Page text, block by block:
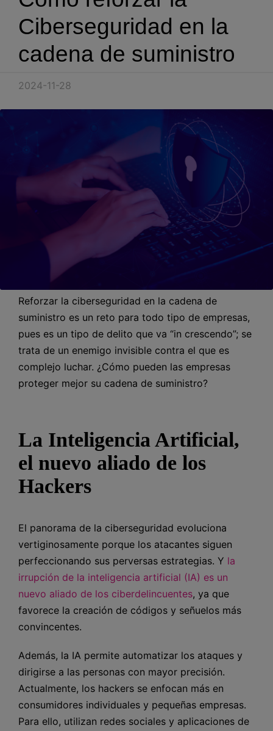
Blog
Recursos
Español
Entrar
Hablemos
Ciberseguridad en la
cadena de suministro
2024-11-28
Reforzar la ciberseguridad en la cadena de
suministro es un reto para todo tipo de empresas,
pues es un tipo de delito que va “in crescendo”; se
trata de un enemigo invisible contra el que es
complejo luchar. ¿Cómo pueden las empresas
proteger mejor su cadena de suministro?
La Inteligencia Artificial,
el nuevo aliado de los
Hackers
El panorama de la ciberseguridad evoluciona
vertiginosamente porque los atacantes siguen
perfeccionando sus perversas estrategias. Y la
irrupción de la inteligencia artificial (IA) es un
nuevo aliado de los ciberdelincuentes, ya que
favorece la creación de códigos y señuelos más
convincentes.
Además, la IA permite automatizar los ataques y
dirigirse a las personas con mayor precisión.
Actualmente, los hackers se enfocan más en
consumidores individuales y pequeñas empresas.
Para ello, utilizan redes sociales y aplicaciones de